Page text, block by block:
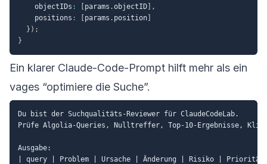
    objectIDs
: params .objectID
,
    positions
: params . position
} ) ;
}
Ein klarer Claude-Code-Prompt hilft mehr als ein
vages “optimiere die Suche”.
Du bist der Suchqualitäts-Reviewer für ClaudeCodeLab.
Prüfe Algolia-Queries, Nulltreffer, Top-10-Ergebnisse,
Ausgabe:
| query | Problem | Ursache | Änderung | Risiko |